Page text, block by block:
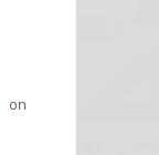
on